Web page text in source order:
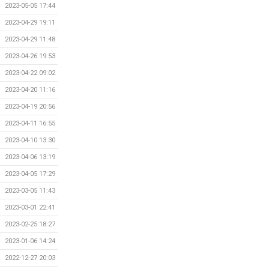
2023-05-05 17:44
2023-04-29 19:11
2023-04-29 11:48
2023-04-26 19:53
2023-04-22 09:02
2023-04-20 11:16
2023-04-19 20:56
2023-04-11 16:55
2023-04-10 13:30
2023-04-06 13:19
2023-04-05 17:29
2023-03-05 11:43
2023-03-01 22:41
2023-02-25 18:27
2023-01-06 14:24
2022-12-27 20:03